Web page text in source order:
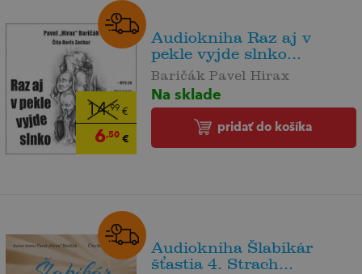
14,99 €
6,50€
Audiokniha Raz aj v
pekle vyjde slnko...
Baričák Pavel Hirax
Na sklade
pridať do košíka
Audiokniha Šlabikár
šťastia 4. Strach...